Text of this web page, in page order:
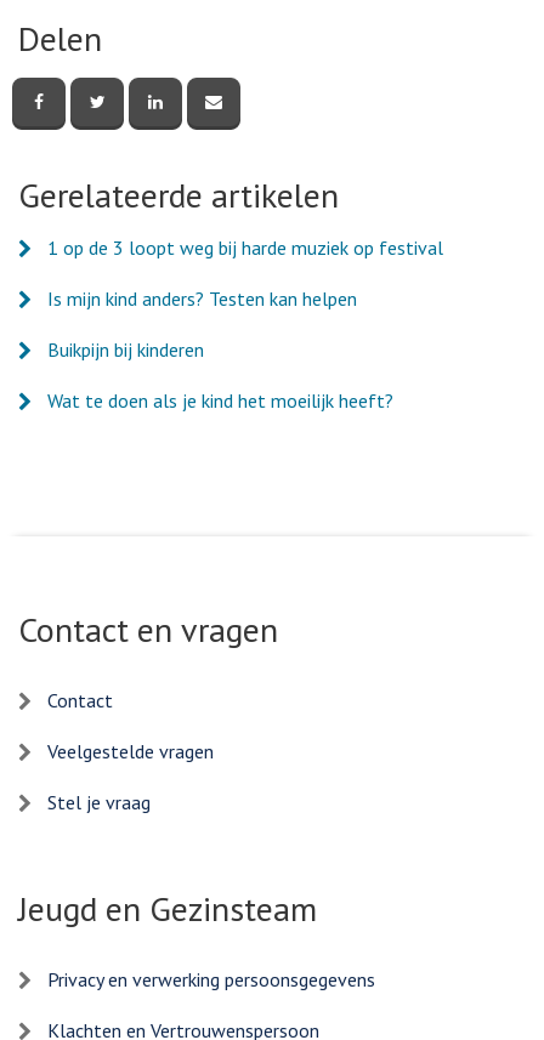
Delen
deze
pagina
deze
pagina
deze
pagina
deze
pagina
mail
Gerelateerde artikelen
1 op de 3 loopt weg bij harde muziek op festival
Is mijn kind anders? Testen kan helpen
Buikpijn bij kinderen
Wat te doen als je kind het moeilijk heeft?
Contact en vragen
Contact
Veelgestelde vragen
Stel je vraag
Jeugd en Gezinsteam
Privacy en verwerking persoonsgegevens
Klachten en Vertrouwenspersoon